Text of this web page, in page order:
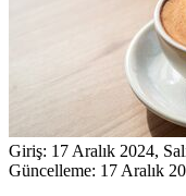
Giriş: 17 Aralık 2024,
Güncelleme: 17 Aralık